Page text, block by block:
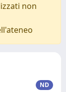
non
ND